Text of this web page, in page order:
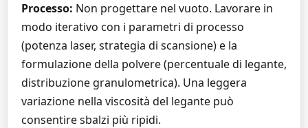
Processo: Non progettare nel vuoto. Lavorare in
modo iterativo con i parametri di processo
(potenza laser, strategia di scansione) e la
formulazione della polvere (percentuale di legante,
distribuzione granulometrica). Una leggera
variazione nella viscosità del legante può
consentire sbalzi più ripidi.